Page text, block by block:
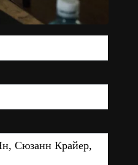
Сюзанн Крайер,